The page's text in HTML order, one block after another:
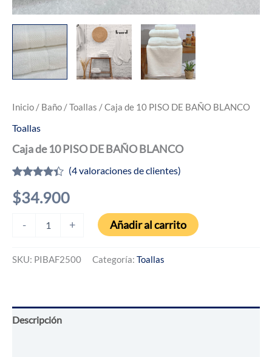
Inicio / Baño /Toallas / Caja de 10 PISO DE BAÑO BLANCO
Toallas
Caja de 10 PISO DE BAÑO BLANCO
con4.25de
5 en base
valoraciones
(4valoraciones de clientes)
$34.900
-
PISO
+ Añadir al carrito
SKU: PIBAF2500 Categoría: Toallas
Descripción